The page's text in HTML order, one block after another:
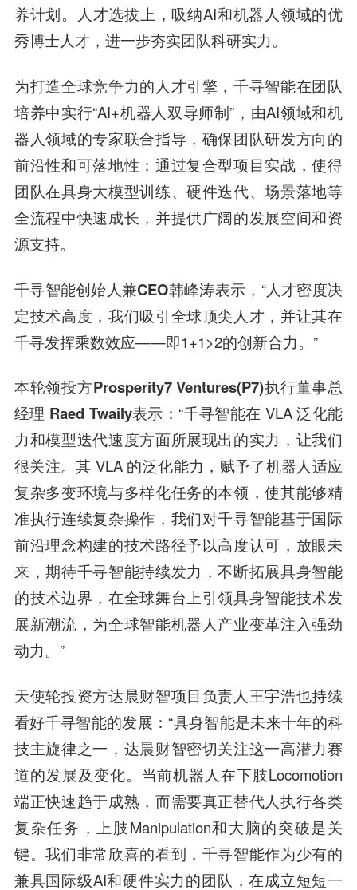
养计划。人才选拔上，吸纳AI和机器人领域的优
秀博士人才，进一步夯实团队科研实力。
为打造全球竞争力的人才引擎，千寻智能在团队
培养中实行“AI+机器人双导师制”，由AI领域和机
器人领域的专家联合指导，确保团队研发方向的
前沿性和可落地性；通过复合型项目实战，使得
团队在具身大模型训练、硬件迭代、场景落地等
全流程中快速成长，并提供广阔的发展空间和资
源支持。
千寻智能创始人兼CEO韩峰涛表示， “人才密度决
定技术高度，我们吸引全球顶尖人才，并让其在
千寻发挥乘数效应——即1+1>2的创新合力。”
本轮领投方Prosperity7 Ventures(P7)执行董事总
经理 Raed Twaily表示：“千寻智能在 VLA 泛化能
力和模型迭代速度方面所展现出的实力，让我们
很关注。其 VLA 的泛化能力，赋予了机器人适应
复杂多变环境与多样化任务的本领，使其能够精
准执行连续复杂操作，我们对千寻智能基于国际
前沿理念构建的技术路径予以高度认可，放眼未
来，期待千寻智能持续发力，不断拓展具身智能
的技术边界，在全球舞台上引领具身智能技术发
展新潮流，为全球智能机器人产业变革注入强劲
动力。”
天使轮投资方达晨财智项目负责人王宇浩也持续
看好千寻智能的发展：“具身智能是未来十年的科
技主旋律之一，达晨财智密切关注这一高潜力赛
道的发展及变化。当前机器人在下肢Locomotion
端正快速趋于成熟，而需要真正替代人执行各类
复杂任务，上肢Manipulation和大脑的突破是关
键。我们非常欣喜的看到，千寻智能作为少有的
兼具国际级AI和硬件实力的团队，在成立短短一